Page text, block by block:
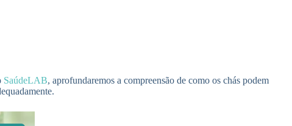
SaúdeLAB, aprofundaremos a compreensão de como os chás podem